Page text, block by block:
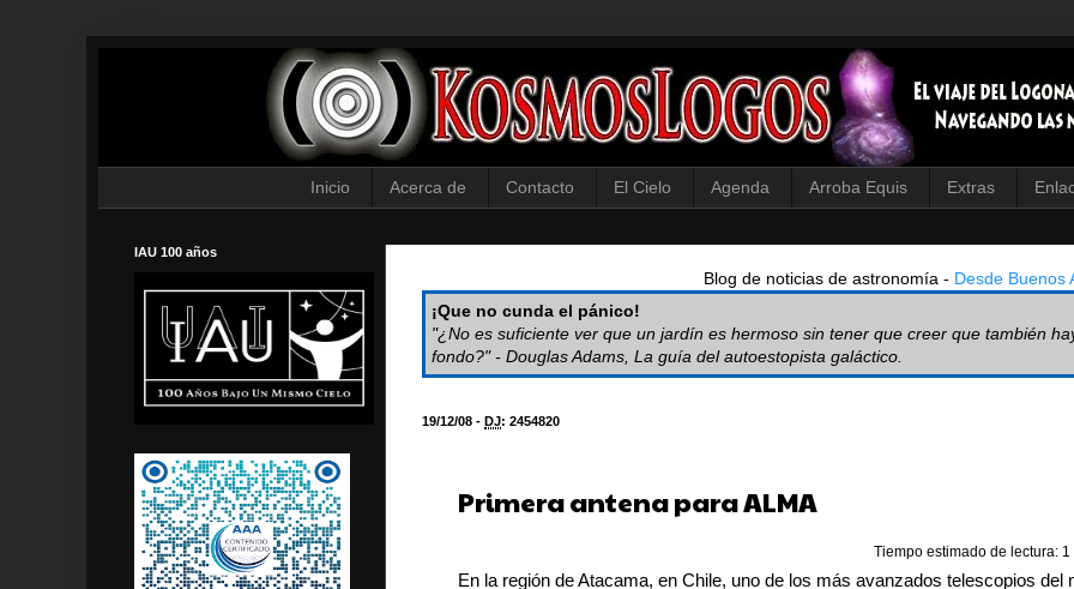
Inicio Acerca de Contacto El Cielo Agenda Arroba Equis Extras
Blog de noticias de astronomía - Desde Buenos
¡Que no cunda el pánico!
"¿No es suficiente ver que un jardín es hermoso sin tener que creer que también
fondo?" - Douglas Adams, La guía del autoestopista galáctico.
19/12/08 - DJ: 2454820
Primera antena para ALMA
Tiempo estimado de lectura: 1
En la región de Atacama, en Chile, uno de los más avanzados telescopios del
IAU 100 años